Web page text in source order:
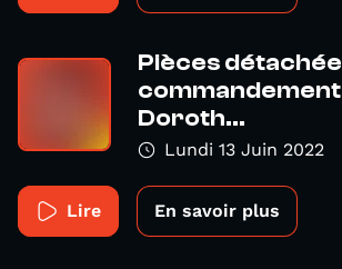
Pièces
Doroth...
Lundi 13 Juin 2022
Lire En savoir plus